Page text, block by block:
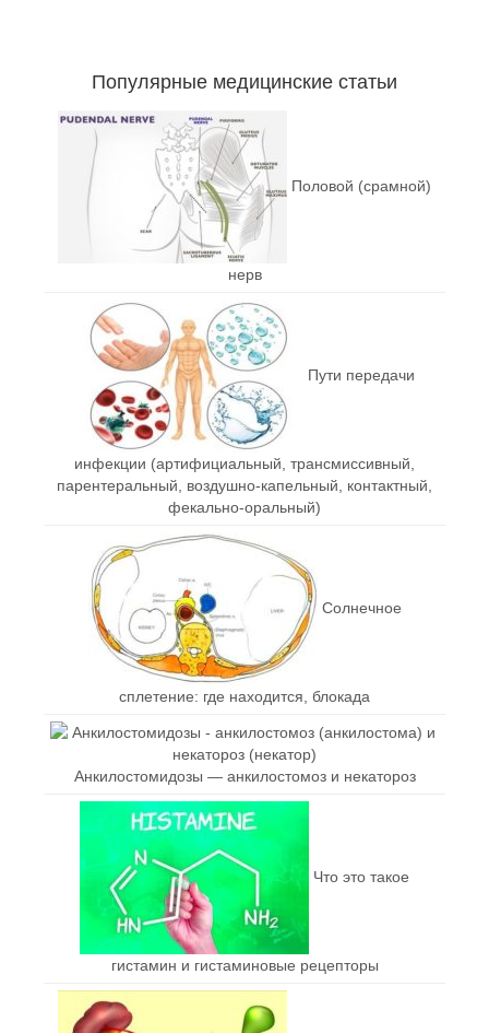
Популярные медицинские статьи
Половой (срамной)
нерв
Пути передачи
инфекции (артифициальный, трансмиссивный,
парентеральный, воздушно-капельный, контактный,
фекально-оральный)
Солнечное
сплетение: где находится, блокада
Анкилостомидозы — анкилостомоз и некатороз
Что это такое
гистамин и гистаминовые рецепторы